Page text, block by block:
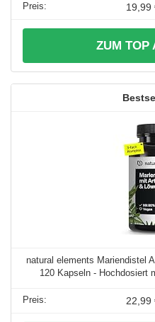
19,99
ZUM TOP
natural elements Mariendistel
120 Kapseln - Hochdosiert
22,99